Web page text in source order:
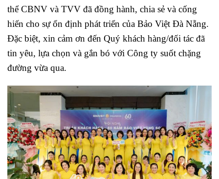
thể CBNV và TVV đã đồng hành, chia sẻ và cống
hiến cho sự ổn định phát triển của Bảo Việt Đà Nẵng.
Đặc biệt, xin cảm ơn đến Quý khách hàng/đối tác đã
tin yêu, lựa chọn và gắn bó với Công ty suốt chặng
đường vừa qua.